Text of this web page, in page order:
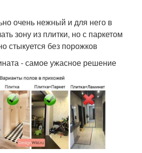
очень нежный и для него в
зону из плитки, но с паркетом
стыкуется без порожков
- самое ужасное решение